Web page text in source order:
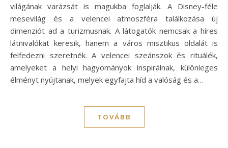
világának varázsát is magukba foglalják. A Disney-féle
mesevilág és a velencei atmoszféra találkozása új
dimenziót ad a turizmusnak. A látogatók nemcsak a híres
látnivalókat keresik, hanem a város misztikus oldalát is
felfedezni szeretnék. A velencei szeánszok és rituálék,
amelyeket a helyi hagyományok inspirálnak, különleges
élményt nyújtanak, melyek egyfajta híd a valóság és a…
TOVÁBB